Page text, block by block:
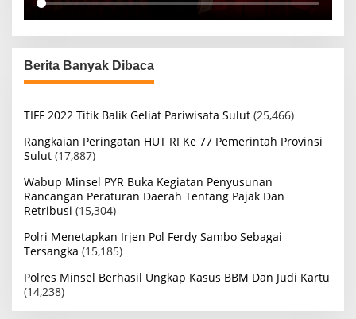
Berita Banyak Dibaca
TIFF 2022 Titik Balik Geliat Pariwisata Sulut (25,466)
Rangkaian Peringatan HUT RI Ke 77 Pemerintah Provinsi
Sulut (17,887)
Wabup Minsel PYR Buka Kegiatan Penyusunan
Rancangan Peraturan Daerah Tentang Pajak Dan
Retribusi (15,304)
Polri Menetapkan Irjen Pol Ferdy Sambo Sebagai
Tersangka (15,185)
Polres Minsel Berhasil Ungkap Kasus BBM Dan Judi Kartu
(14,238)